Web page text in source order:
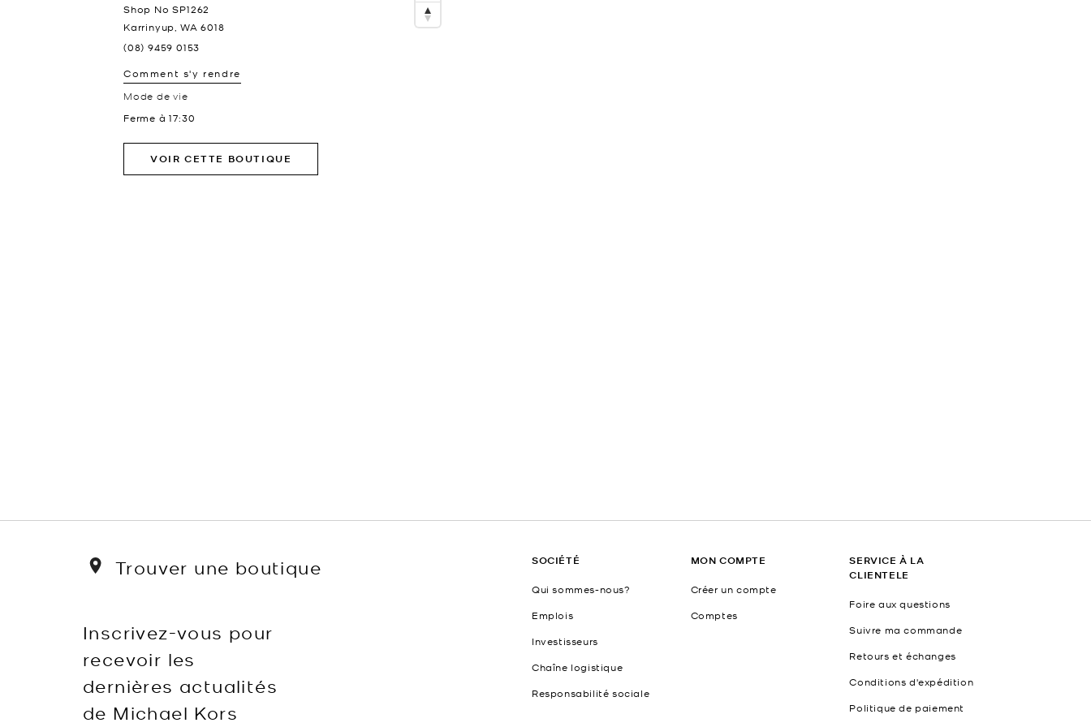
Shop No SP1262
Karrinyup WA 6018
(08) 9459 0153
Comment s'y rendre
Mode de vie
Ferme à17:30
VOIR CETTE BOUTIQUE
Trouver une boutique
Inscrivez-vous pour
recevoir les
dernières actualités
de Michael Kors
SOCIÉTÉ
Qui sommes-nous?
Emplois
Investisseurs
Chaîne logistique
Responsabilité sociale
MON COMPTE
Créer un compte
Comptes
SERVICE À LA
CLIENTELE
Foire aux questions
Suivre ma commande
Retours et échanges
Conditions d'expédition
Politique de paiement